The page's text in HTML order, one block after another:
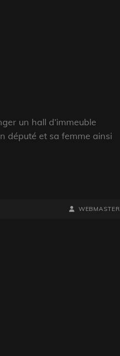
un hall d’immeuble
député et sa femme ainsi
BY
BYLINE
WEBMASTER